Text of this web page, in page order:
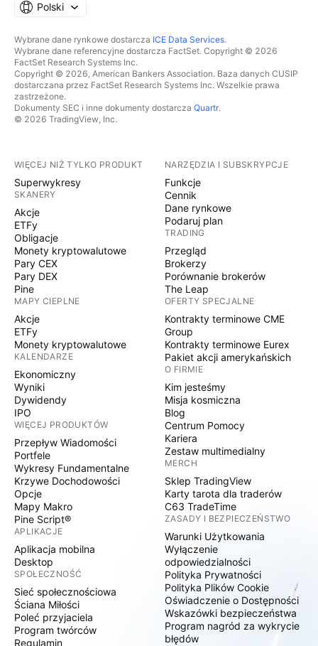
Polski
Wybrane dane rynkowe dostarcza ICE Data Services.
Wybrane dane referencyjne dostarcza FactSet. Copyright © 2026
FactSet Research Systems Inc.
Copyright © 2026, American Bankers Association. Baza danych CUSIP
dostarczana przez FactSet Research Systems Inc. Wszelkie prawa
zastrzeżone.
Dokumenty SEC i inne dokumenty dostarcza Quartr.
© 2026 TradingView, Inc.
WIĘCEJ NIŻ TYLKO PRODUKT
Superwykresy
SKANERY
Akcje
ETFy
Obligacje
Monety kryptowalutowe
Pary CEX
Pary DEX
Pine
MAPY CIEPLNE
Akcje
ETFy
Monety kryptowalutowe
KALENDARZE
Ekonomiczny
Wyniki
Dywidendy
IPO
WIĘCEJ PRODUKTÓW
Przepływ Wiadomości
Portfele
Wykresy Fundamentalne
Krzywe Dochodowości
Opcje
Mapy Makro
Pine Script®
APLIKACJE
Aplikacja mobilna
Desktop
SPOŁECZNOŚĆ
Sieć społecznościowa
Ściana Miłości
Poleć przyjaciela
Program twórców
Regulamin
NARZĘDZIA I SUBSKRYPCJE
Funkcje
Cennik
Dane rynkowe
Podaruj plan
TRADING
Przegląd
Brokerzy
Porównanie brokerów
The Leap
OFERTY SPECJALNE
Kontrakty terminowe CME
Group
Kontrakty terminowe Eurex
Pakiet akcji amerykańskich
O FIRMIE
Kim jesteśmy
Misja kosmiczna
Blog
Centrum Pomocy
Kariera
Zestaw multimedialny
MERCH
Sklep TradingView
Karty tarota dla traderów
C63 TradeTime
ZASADY I BEZPIECZEŃSTWO
Warunki Użytkowania
Wyłączenie
odpowiedzialności
Polityka Prywatności
Polityka Plików Cookie
Oświadczenie o Dostępności
Wskazówki bezpieczeństwa
Program nagród za wykrycie
błędów